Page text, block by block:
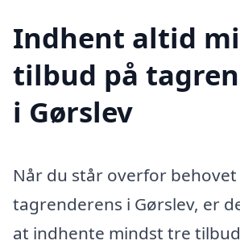
Indhent altid
tilbud på
i Gørslev
Når du står overfor
tagrenderens i Gørslev, er
at indhente mindst tre